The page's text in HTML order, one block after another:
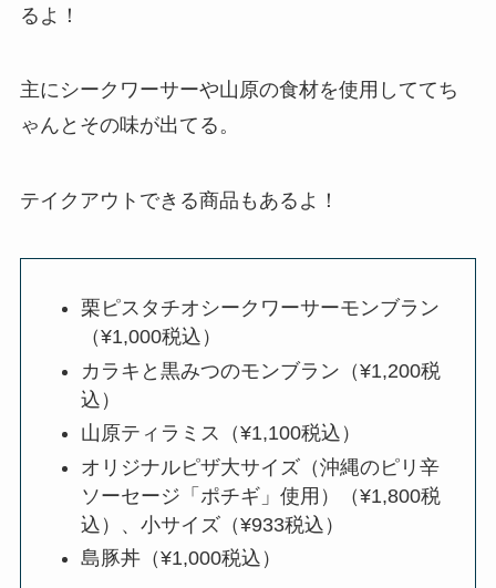
るよ！
主にシークワーサーや山原の食材を使用しててち
ゃんとその味が出てる。
テイクアウトできる商品もあるよ！
栗ピスタチオシークワーサーモンブラン
（¥1,000税込）
カラキと黒みつのモンブラン（¥1,200税
込）
山原ティラミス（¥1,100税込）
オリジナルピザ大サイズ（沖縄のピリ辛
ソーセージ「ポチギ」使用）（¥1,800税
込）、小サイズ（¥933税込）
島豚丼（¥1,000税込）